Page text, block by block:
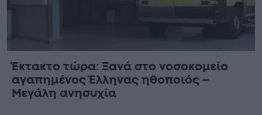
Έκτακτο τώρα: Ξανά στο νοσοκομείο
αγαπημένος Έλληνας ηθοποιός –
Μεγάλη ανησυχία